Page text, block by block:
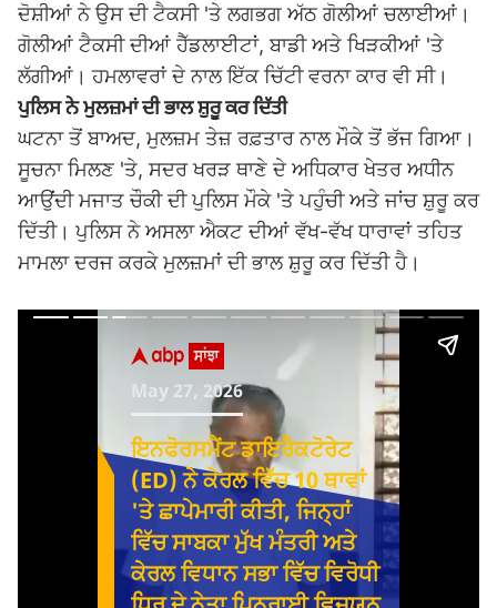
ਦੋਸ਼ੀਆਂ ਨੇ ਉਸ ਦੀ ਟੈਕਸੀ 'ਤੇ ਲਗਭਗ ਅੱਠ ਗੋਲੀਆਂ ਚਲਾਈਆਂ।
ਗੋਲੀਆਂ ਟੈਕਸੀ ਦੀਆਂ ਹੈੱਡਲਾਈਟਾਂ, ਬਾਡੀ ਅਤੇ ਖਿੜਕੀਆਂ 'ਤੇ
ਲੱਗੀਆਂ। ਹਮਲਾਵਰਾਂ ਦੇ ਨਾਲ ਇੱਕ ਚਿੱਟੀ ਵਰਨਾ ਕਾਰ ਵੀ ਸੀ।
ਪੁਲਿਸ ਨੇ ਮੁਲਜ਼ਮਾਂ ਦੀ ਭਾਲ ਸ਼ੁਰੂ ਕਰ ਦਿੱਤੀ
ਘਟਨਾ ਤੋਂ ਬਾਅਦ, ਮੁਲਜ਼ਮ ਤੇਜ਼ ਰਫ਼ਤਾਰ ਨਾਲ ਮੌਕੇ ਤੋਂ ਭੱਜ ਗਿਆ।
ਸੂਚਨਾ ਮਿਲਣ 'ਤੇ, ਸਦਰ ਖਰੜ ਥਾਣੇ ਦੇ ਅਧਿਕਾਰ ਖੇਤਰ ਅਧੀਨ
ਆਉਂਦੀ ਮਜਾਤ ਚੌਕੀ ਦੀ ਪੁਲਿਸ ਮੌਕੇ 'ਤੇ ਪਹੁੰਚੀ ਅਤੇ ਜਾਂਚ ਸ਼ੁਰੂ ਕਰ
ਦਿੱਤੀ। ਪੁਲਿਸ ਨੇ ਅਸਲਾ ਐਕਟ ਦੀਆਂ ਵੱਖ-ਵੱਖ ਧਾਰਾਵਾਂ ਤਹਿਤ
ਮਾਮਲਾ ਦਰਜ ਕਰਕੇ ਮੁਲਜ਼ਮਾਂ ਦੀ ਭਾਲ ਸ਼ੁਰੂ ਕਰ ਦਿੱਤੀ ਹੈ।